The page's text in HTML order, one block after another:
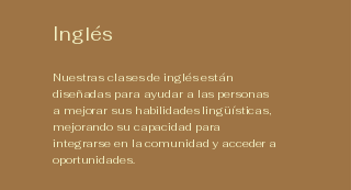
Inglés
Nuestras clases de inglés están
diseñadas para ayudar a las personas
a mejorar sus habilidades lingüísticas,
mejorando su capacidad para
integrarse en la comunidad y acceder a
oportunidades.